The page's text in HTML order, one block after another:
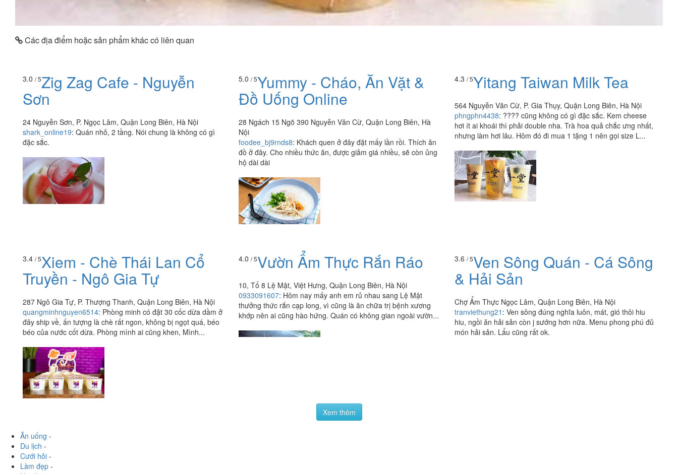
Các địa điểm hoặc sản phẩm khác có liên quan
3.0 / 5Zig Zag Cafe - Nguyễn
Sơn
24 Nguyễn Sơn, P. Ngọc Lâm, Quận Long Biên, Hà Nội
shark_online19: Quán nhỏ, 2 tầng. Nói chung là không có gì
đặc sắc.
5.0 / 5Yummy - Cháo, Ăn Vặt &
Đồ Uống Online
28 Ngách 15 Ngõ 390 Nguyễn Văn Cừ, Quận Long Biên, Hà
Nội
foodee_bj9rnds8: Khách quen ở đây đặt mấy lần rồi. Thích ăn
đồ ở đây. Cho nhiều thức ăn, được giảm giá nhiều, sẽ còn ủng
hộ dài dài
4.3 / 5Yitang Taiwan Milk Tea
564 Nguyễn Văn Cừ, P. Gia Thụy, Quận Long Biên, Hà Nội
phngphn4438: ???? cũng không có gì đặc sắc. Kem cheese
hơi ít ai khoái thì phải double nha. Trà hoa quả chắc ưng nhất,
nhưng làm hơi lâu. Hôm đó đi mua 1 tặng 1 nên gọi size L...
3.4 / 5Xiem - Chè Thái Lan Cổ
Truyền - Ngô Gia Tự
287 Ngô Gia Tự, P. Thượng Thanh, Quận Long Biên, Hà Nội
quangminhnguyen6514: Phòng minh có đặt 30 cốc dừa dầm ở
đây ship về, ấn tượng là chè rất ngon, không bị ngọt quá, béo
béo của nước cốt dừa. Phòng mình ai cũng khen, Mình...
4.0 / 5Vườn Ẩm Thực Rắn Ráo
10, Tổ 8 Lệ Mật, Việt Hưng, Quận Long Biên, Hà Nội
0933091607: Hôm nay mấy anh em rủ nhau sang Lệ Mật
thưởng thức rắn cạp long, vì cũng là ăn chữa trị bệnh xương
khớp nên ai cũng hào hứng. Quán có không gian ngoài vườn...
3.6 / 5Ven Sông Quán - Cá Sông
& Hải Sản
Chợ Ẩm Thực Ngọc Lâm, Quận Long Biên, Hà Nội
tranviethung21 : Ven sông đúng nghĩa luôn, mát, gió thôi hiu
hiu, ngồi ăn hải sản còn j sướng hơn nữa. Menu phong phú đủ
món hải sản. Lẩu cũng rất ok.
Xem thêm
Ăn uống -
Du lịch -
Cưới hỏi -
Làm đẹp -